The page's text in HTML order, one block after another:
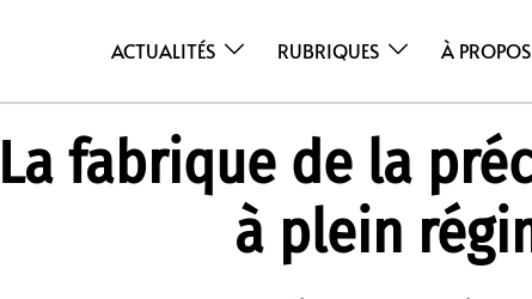
ACTUALITÉS RUBRIQUES À PROPOS
La fabrique de la
à plein